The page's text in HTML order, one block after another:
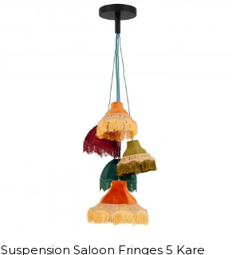
Suspension Saloon Fringes 5 Kare